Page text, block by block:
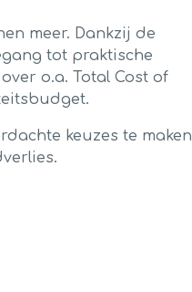
meer. Dankzij de
tot praktische
o.a. Total Cost of
keuzes te maken